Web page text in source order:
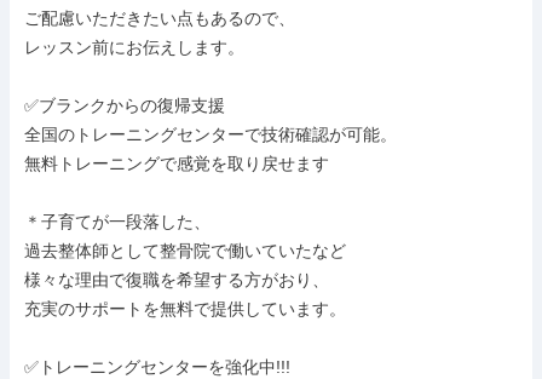
ご配慮いただきたい点もあるので、
レッスン前にお伝えします。
✅ブランクからの復帰支援
全国のトレーニングセンターで技術確認が可能。
無料トレーニングで感覚を取り戻せます
＊子育てが一段落した、
過去整体師として整骨院で働いていたなど
様々な理由で復職を希望する方がおり、
充実のサポートを無料で提供しています。
✅トレーニングセンターを強化中!!!